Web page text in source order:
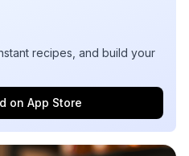
recipes, and build your
on App Store